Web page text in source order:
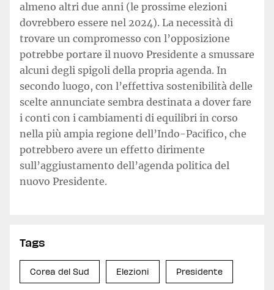
almeno altri due anni (le prossime elezioni
dovrebbero essere nel 2024). La necessità di
trovare un compromesso con l’opposizione
potrebbe portare il nuovo Presidente a smussare
alcuni degli spigoli della propria agenda. In
secondo luogo, con l’effettiva sostenibilità delle
scelte annunciate sembra destinata a dover fare
i conti con i cambiamenti di equilibri in corso
nella più ampia regione dell’Indo-Pacifico, che
potrebbero avere un effetto dirimente
sull’aggiustamento dell’agenda politica del
nuovo Presidente.
Tags
Corea del Sud Elezioni Presidente